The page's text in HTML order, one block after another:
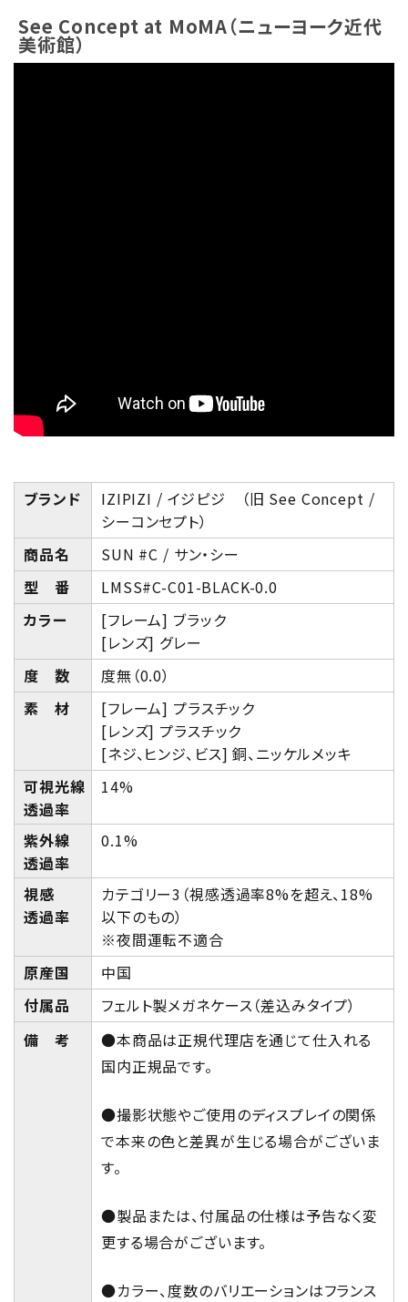
See Concept at MoMA（ニューヨーク近代
美術館）
ブランド
IZIPIZI / イジピジ （旧 See Concept /
シーコンセプト）
商品名
SUN #C / サン・シー
型 番
LMSS#C-C01-BLACK-0.0
カラー
[フレーム] ブラック
[レンズ] グレー
度 数
度無（0.0）
素 材
[フレーム] プラスチック
[レンズ] プラスチック
[ネジ、ヒンジ、ビス] 銅、ニッケルメッキ
可視光線
透過率
14%
紫外線
透過率
0.1%
視感
透過率
カテゴリー3（視感透過率8%を超え、18%
以下のもの）
※夜間運転不適合
原産国
中国
付属品
フェルト製メガネケース（差込みタイプ）
備 考
●本商品は正規代理店を通じて仕入れる
国内正規品です。
●撮影状態やご使用のディスプレイの関係
で本来の色と差異が生じる場合がございま
す。
●製品または、付属品の仕様は予告なく変
更する場合がございます。
●カラー、度数のバリエーションはフランス